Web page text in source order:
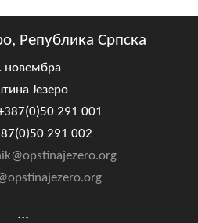
Република Српска
новембра
Језеро
291 001
291 002
...